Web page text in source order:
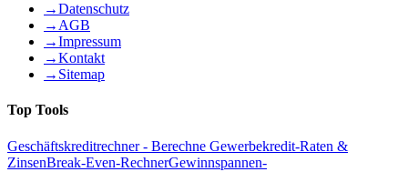
→Datenschutz
→ AGB
→Impressum
→Kontakt
→ Sitemap
Top Tools
Geschäftskreditrechner - Berechne Gewerbekredit-Raten &
ZinsenBreak-Even-RechnerGewinnspannen-